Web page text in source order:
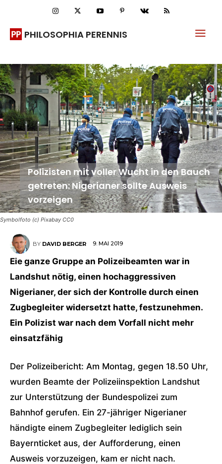
PHILOSOPHIA PERENNIS
Symbolfoto (c) Pixabay CC0
Polizisten mit voller Wucht in den Bauch
getreten: Nigerianer sollte Ausweis
vorzeigen
BY DAVID BERGER 9. MAI 2019
Eie ganze Gruppe an Polizeibeamten war in
Landshut nötig, einen hochaggressiven
Nigerianer, der sich der Kontrolle durch einen
Zugbegleiter widersetzt hatte, festzunehmen.
Ein Polizist war nach dem Vorfall nicht mehr
einsatzfähig
Der Polizeibericht: Am Montag, gegen 18.50 Uhr,
wurden Beamte der Polizeiinspektion Landshut
zur Unterstützung der Bundespolizei zum
Bahnhof gerufen. Ein 27-jähriger Nigerianer
händigte einem Zugbegleiter lediglich sein
Bayernticket aus, der Aufforderung, einen
Ausweis vorzuzeigen, kam er nicht nach.